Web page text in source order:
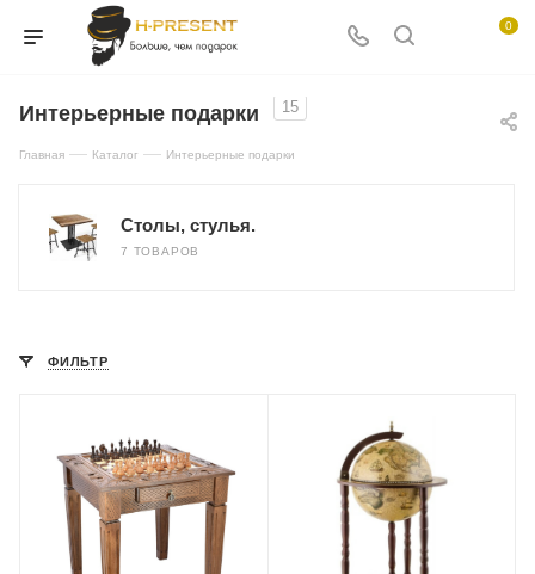
0
Интерьерные подарки 15
Главная — Каталог — Интерьерные подарки
Столы, стулья.
7 ТОВАРОВ
ФИЛЬТР